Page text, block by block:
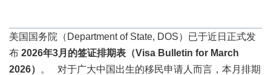
美国国务院（Department of State, DOS）已于近日正式发
布 2026年3月的签证排期表（Visa Bulletin for March
2026）
。 对于广大中国出生的移民申请人而言，本月排期